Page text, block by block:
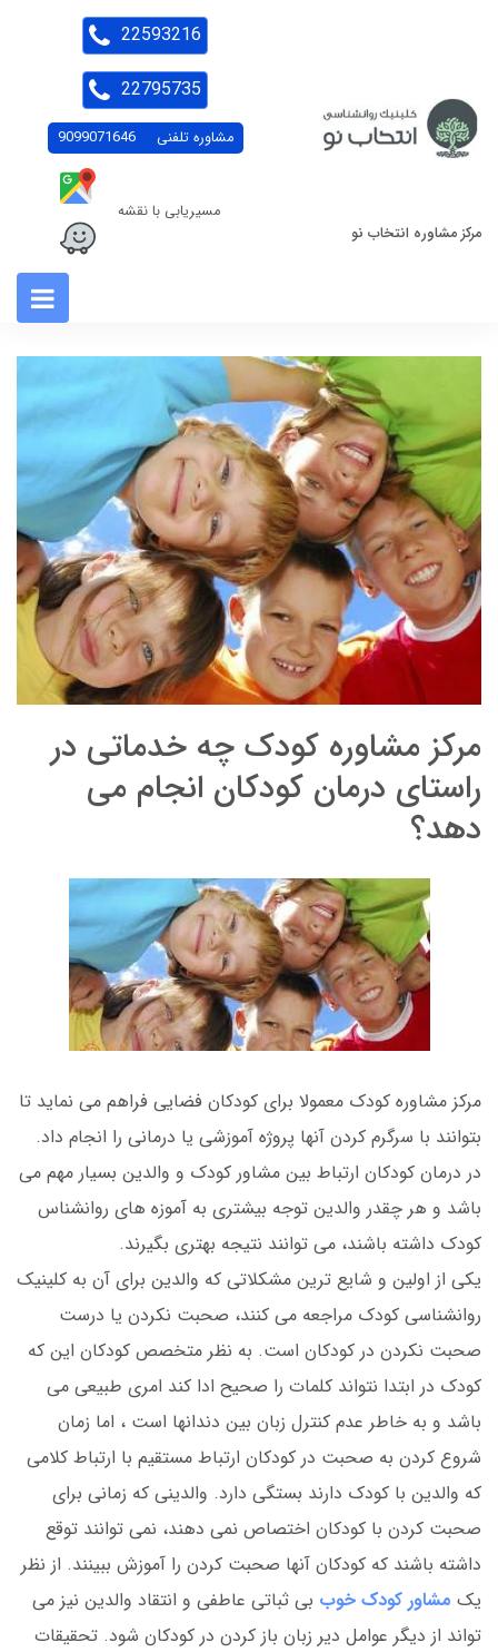
مرکز مشاوره انتخاب نو
مشاوره تلفنی 9099071646
مسیریابی با نقشه
22593216
22795735
مرکز مشاوره کودک چه خدماتی در
راستای درمان کودکان انجام می
دهد؟
مرکز مشاوره کودک معمولا برای کودکان فضایی فراهم می نماید تا
بتوانند با سرگرم کردن آنها پروژه آموزشی یا درمانی را انجام داد.
در درمان کودکان ارتباط بین مشاور کودک و والدین بسیار مهم می
باشد و هر چقدر والدین توجه بیشتری به آموزه های روانشناس
کودک داشته باشند، می توانند نتیجه بهتری بگیرند.
یکی از اولین و شایع ترین مشکلاتی که والدین برای آن به کلینیک
روانشناسی کودک مراجعه می کنند، صحبت نکردن یا درست
صحبت نکردن در کودکان است. به نظر متخصص کودکان این که
کودک در ابتدا نتواند کلمات را صحیح ادا کند امری طبیعی می
باشد و به خاطر عدم کنترل زبان بین دندانها است ، اما زمان
شروع کردن به صحبت در کودکان ارتباط مستقیم با ارتباط کلامی
که والدین با کودک دارند بستگی دارد. والدینی که زمانی برای
صحبت کردن با کودکان اختصاص نمی دهند، نمی توانند توقع
داشته باشند که کودکان آنها صحبت کردن را آموزش ببینند. از نظر
یک مشاور کودک خوب بی ثباتی عاطفی و انتقاد والدین نیز می
تواند از دیگر عوامل دیر زبان باز کردن در کودکان شود. تحقیقات